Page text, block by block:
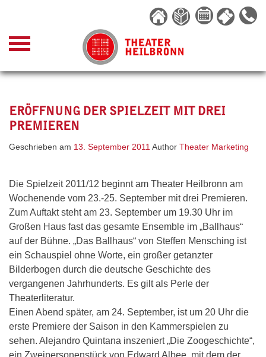
content
ERÖFFNUNG DER SPIELZEIT MIT DREI
PREMIEREN
Geschrieben am 13. September 2011 Author Theater Marketing
Die Spielzeit 2011/12 beginnt am Theater Heilbronn am
Wochenende vom 23.-25. September mit drei Premieren.
Zum Auftakt steht am 23. September um 19.30 Uhr im
Großen Haus fast das gesamte Ensemble im „Ballhaus“
auf der Bühne. „Das Ballhaus“ von Steffen Mensching ist
ein Schauspiel ohne Worte, ein großer getanzter
Bilderbogen durch die deutsche Geschichte des
vergangenen Jahrhunderts. Es gilt als Perle der
Theaterliteratur.
Einen Abend später, am 24. September, ist um 20 Uhr die
erste Premiere der Saison in den Kammerspielen zu
sehen. Alejandro Quintana inszeniert „Die Zoogeschichte“,
ein Zweipersonenstück von Edward Albee, mit dem der